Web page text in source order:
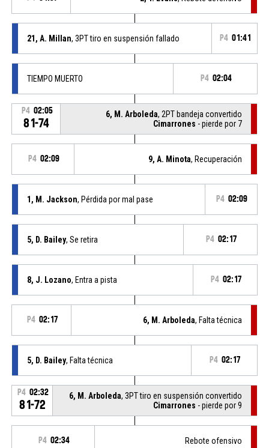
21, A. Millan, 3PT tiro en suspensión fallado P4 01:41
TIEMPO MUERTO P4 02:04
P4 02:05
81-74
6, M. Arboleda, 2PT bandeja convertido
Cimarrones - pierde por 7
P4 02:09 9, A. Minota, Recuperación
1, M. Jackson, Pérdida por mal pase P4 02:09
5, D. Bailey, Se retira P4 02:17
8, J. Lozano, Entra a pista P4 02:17
P4 02:17 6, M. Arboleda, Falta técnica
5, D. Bailey, Falta técnica P4 02:17
P4 02:32
81-72
6, M. Arboleda, 3PT tiro en suspensión convertido
Cimarrones - pierde por 9
P4 02:34 Rebote ofensivo